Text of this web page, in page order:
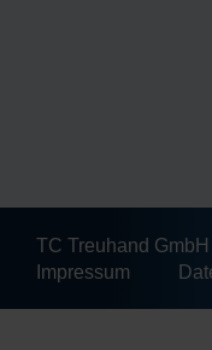
TC Treuhand
Impressum